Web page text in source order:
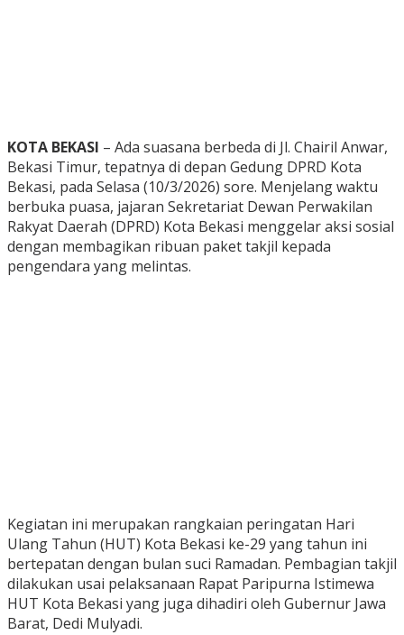
KOTA BEKASI – Ada suasana berbeda di Jl. Chairil Anwar,
Bekasi Timur, tepatnya di depan Gedung DPRD Kota
Bekasi, pada Selasa (10/3/2026) sore. Menjelang waktu
berbuka puasa, jajaran Sekretariat Dewan Perwakilan
Rakyat Daerah (DPRD) Kota Bekasi menggelar aksi sosial
dengan membagikan ribuan paket takjil kepada
pengendara yang melintas.
Kegiatan ini merupakan rangkaian peringatan Hari
Ulang Tahun (HUT) Kota Bekasi ke-29 yang tahun ini
bertepatan dengan bulan suci Ramadan. Pembagian takjil
dilakukan usai pelaksanaan Rapat Paripurna Istimewa
HUT Kota Bekasi yang juga dihadiri oleh Gubernur Jawa
Barat, Dedi Mulyadi.